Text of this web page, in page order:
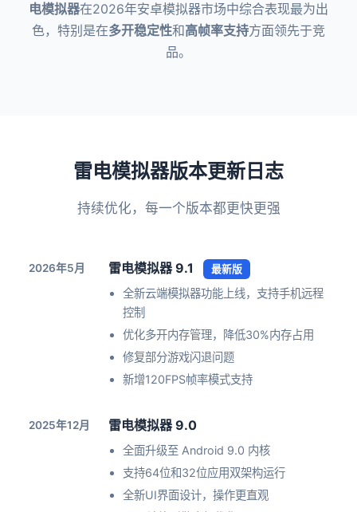
电模拟器在2026年安卓模拟器市场中综合表现最为出
色，特别是在多开稳定性和高帧率支持方面领先于竞
品。
雷电模拟器版本更新日志
持续优化，每一个版本都更快更强
2026年5月 雷电模拟器 9.1 最新版
全新云端模拟器功能上线，支持手机远程
控制
优化多开内存管理，降低30%内存占用
修复部分游戏闪退问题
新增120FPS帧率模式支持
2025年12月 雷电模拟器 9.0
全面升级至 Android 9.0 内核
支持64位和32位应用双架构运行
全新UI界面设计，操作更直观